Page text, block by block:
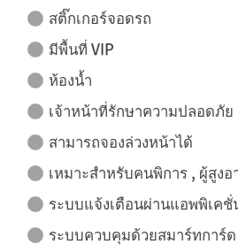
สติ๊กเกอร์จอดรถ
มีพื้นที่ VIP
ห้องน้ำ
เจ้าหน้าที่รักษาความปลอดภัย
สามารถจองล่วงหน้าได้
เหมาะสำหรับคนพิการ , ผู้สูงอ
ระบบแจ้งเตือนผ่านแอพพิเคชั่
ระบบควบคุมด้วยสมาร์ทการ์ด